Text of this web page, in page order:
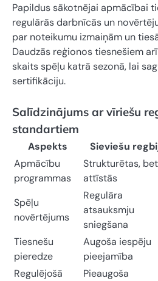
Papildus sākotnējai apmācībai
regulārās darbnīcās un
par noteikumu izmaiņām un
Daudzās reģionos tiesnešiem
skaits spēļu katrā sezonā, lai
sertifikāciju.
Salīdzinājums ar vīriešu
standartiem
Aspekts Sieviešu
Apmācību
programmas
Strukturētas, bet
attīstās
Spēļu
novērtējums
Regulāra
atsauksmju
sniegšana
Tiesnešu
pieredze
Augoša iespēju
pieejamība
Regulējošā
Pieaugoša